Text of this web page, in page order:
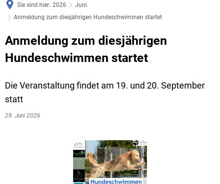
Sie sind hier: 2026
Juni
Anmeldung zum diesjährigen Hundeschwimmen startet
Anmeldung zum diesjährigen
Hundeschwimmen startet
Die Veranstaltung findet am 19. und 20. September
statt
29. Juni 2026